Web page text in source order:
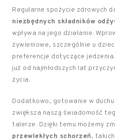
Regularne spożycie zdrowych
niezbędnych składników
wpływa na jego działanie.
żywieniowe, szczególnie u
preferencje dotyczące
już od najmłodszych lat
życia.
Dodatkowo, gotowanie w
zwiększa naszą świadomość
talerze. Dzięki temu możemy
przewlekłych schorzeń,